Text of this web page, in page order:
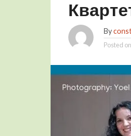
By
Posted on